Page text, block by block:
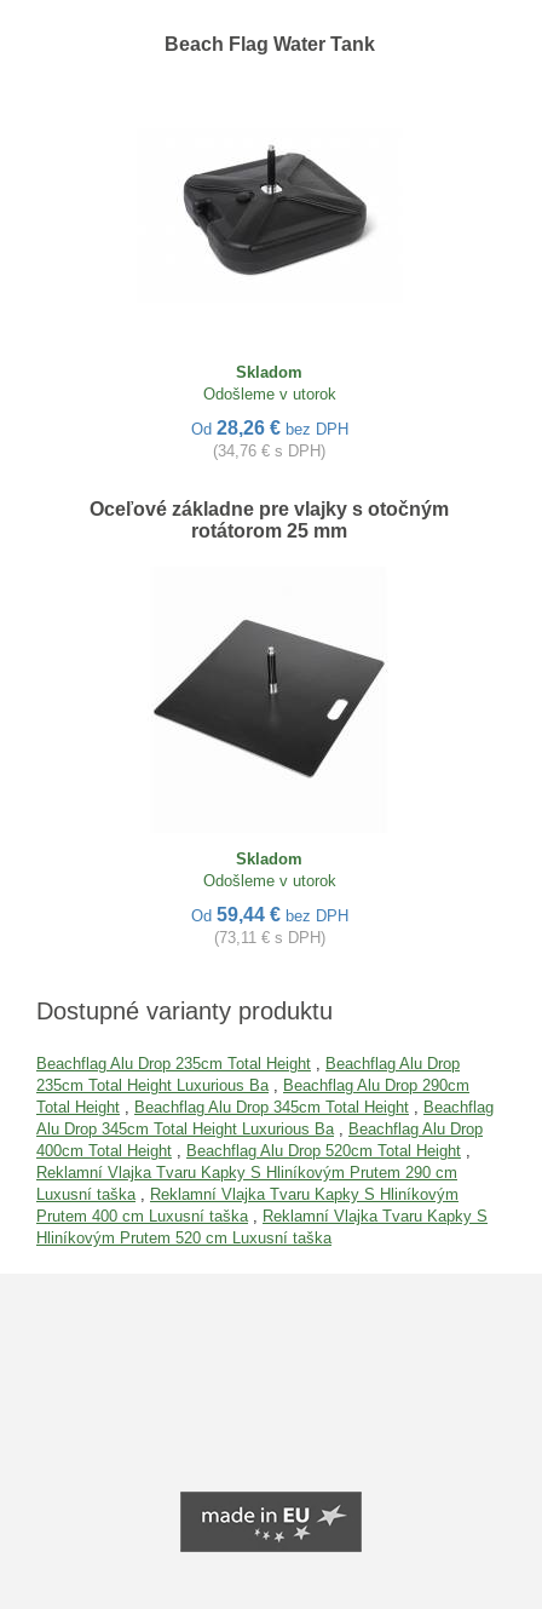
Beach Flag Water Tank
Skladom
Odošleme v utorok
Od 28,26 € bez DPH
(34,76 € s DPH)
Oceľové základne pre vlajky s otočným
rotátorom 25 mm
Skladom
Odošleme v utorok
Od 59,44 € bez DPH
(73,11 € s DPH)
Dostupné varianty produktu
Beachflag Alu Drop 235cm Total Height , Beachflag Alu Drop
235cm Total Height Luxurious Ba , Beachflag Alu Drop 290cm
Total Height , Beachflag Alu Drop 345cm Total Height , Beachflag
Alu Drop 345cm Total Height Luxurious Ba , Beachflag Alu Drop
400cm Total Height , Beachflag Alu Drop 520cm Total Height ,
Reklamní Vlajka Tvaru Kapky S Hliníkovým Prutem 290 cm
Luxusní taška , Reklamní Vlajka Tvaru Kapky S Hliníkovým
Prutem 400 cm Luxusní taška , Reklamní Vlajka Tvaru Kapky S
Hliníkovým Prutem 520 cm Luxusní taška